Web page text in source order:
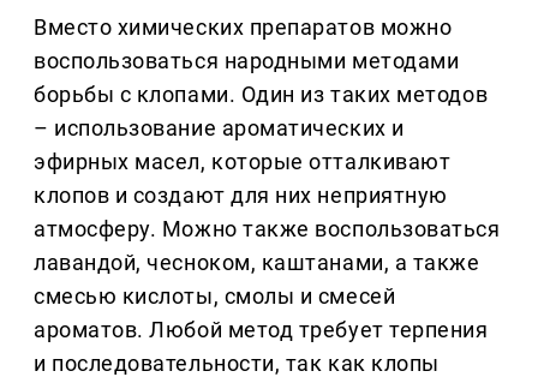
Вместо химических препаратов можно
воспользоваться народными методами
борьбы с клопами. Один из таких методов
– использование ароматических и
эфирных масел, которые отталкивают
клопов и создают для них неприятную
атмосферу. Можно также воспользоваться
лавандой, чесноком, каштанами, а также
смесью кислоты, смолы и смесей
ароматов. Любой метод требует терпения
и последовательности, так как клопы